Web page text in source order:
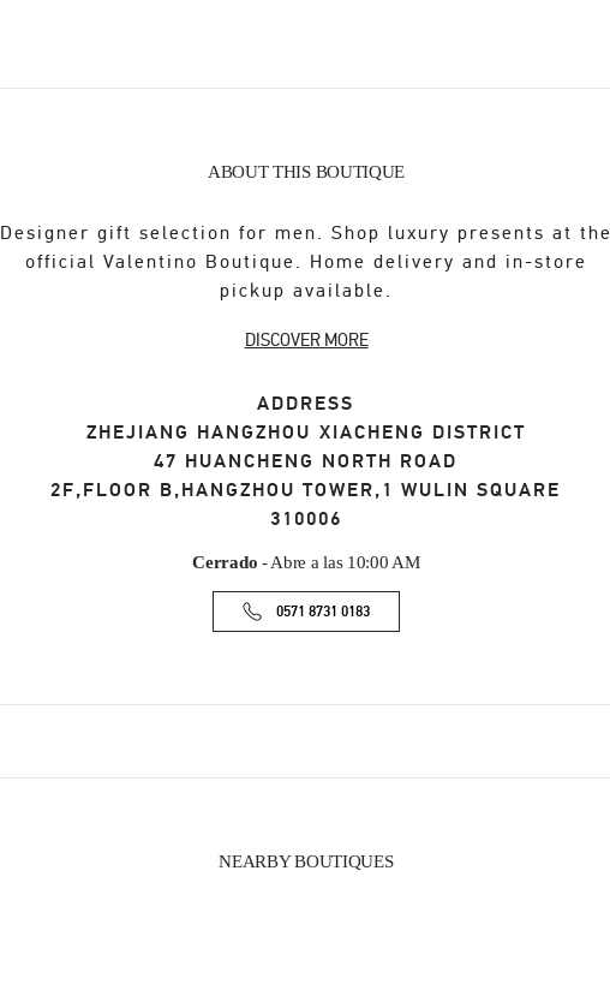
ABOUT THIS BOUTIQUE
Designer gift selection for men. Shop luxury presents at the
official Valentino Boutique. Home delivery and in-store
pickup available.
DISCOVER MORE
ADDRESS
ZHEJIANG HANGZHOU XIACHENG DISTRICT
47 HUANCHENG NORTH ROAD
2F,FLOOR B,HANGZHOU TOWER,1 WULIN SQUARE
310006
Cerrado - Abre a las 10:00 AM
0571 8731 0183
NEARBY BOUTIQUES